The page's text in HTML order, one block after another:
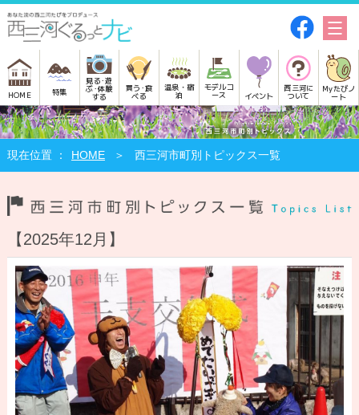
HOME 特集
見る･遊
ぶ･体験
する
買う･食
べる
温泉・宿
泊
モデルコ
ース イベント
西三河に
ついて
Myたびノ
ート
HOME 西三河市町別トピックス一覧
【2025年12月】